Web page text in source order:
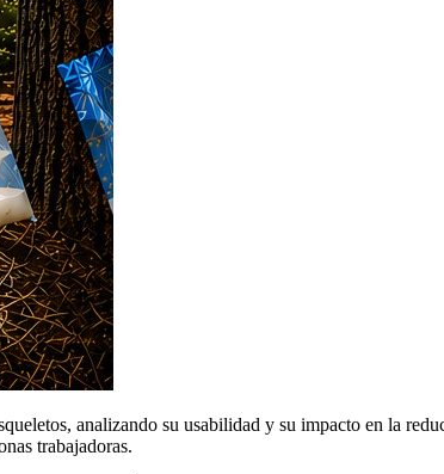
analizando su usabilidad y su impacto en la
trabajadoras.